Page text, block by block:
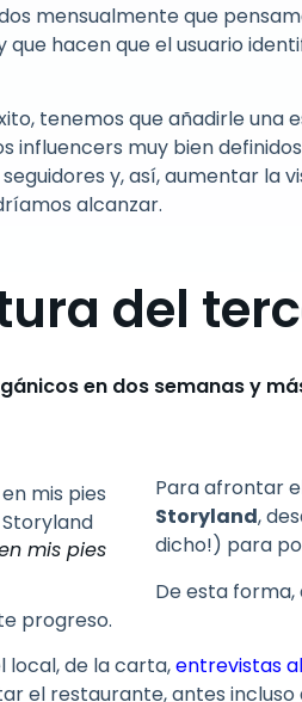
mensualmente que
hacen que el usuario
tenemos que añadirle
influencers muy bien
y, así, aumentar la
alcanzar.
del
en dos semanas y
mis pies
Para afrontar
Storyland,
dicho!) para
De esta
progreso.
local, de la carta,entrevistas
el restaurante, antes